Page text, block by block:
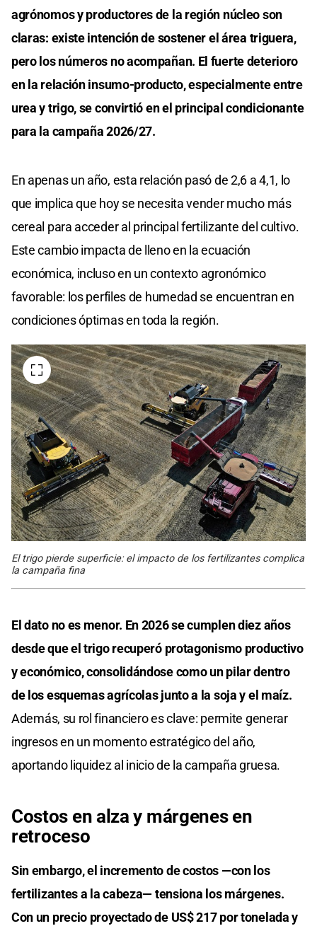
agrónomos y productores de la región núcleo son
claras: existe intención de sostener el área triguera,
pero los números no acompañan. El fuerte deterioro
en la relación insumo-producto, especialmente entre
urea y trigo, se convirtió en el principal condicionante
para la campaña 2026/27.
En apenas un año, esta relación pasó de 2,6 a 4,1, lo
que implica que hoy se necesita vender mucho más
cereal para acceder al principal fertilizante del cultivo.
Este cambio impacta de lleno en la ecuación
económica, incluso en un contexto agronómico
favorable: los perfiles de humedad se encuentran en
condiciones óptimas en toda la región.
El trigo pierde superficie: el impacto de los fertilizantes complica
la campaña fina
El dato no es menor. En 2026 se cumplen diez años
desde que el trigo recuperó protagonismo productivo
y económico, consolidándose como un pilar dentro
de los esquemas agrícolas junto a la soja y el maíz.
Además, su rol financiero es clave: permite generar
ingresos en un momento estratégico del año,
aportando liquidez al inicio de la campaña gruesa.
Costos en alza y márgenes en
retroceso
Sin embargo, el incremento de costos —con los
fertilizantes a la cabeza— tensiona los márgenes.
Con un precio proyectado de US$ 217 por tonelada y